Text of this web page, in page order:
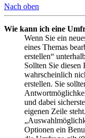
Nach oben
Wie kann ich eine
Wenn Sie ein
eines Themas
erstellen“
Sollten Sie diesen
wahrscheinlich
erstellen. Sie
und dabei
eigenen Zeile
Optionen ein